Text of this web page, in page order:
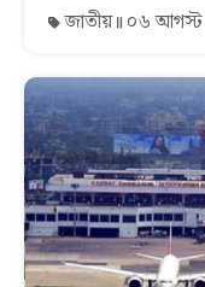
জাতীয় ০৬ আগস্ট